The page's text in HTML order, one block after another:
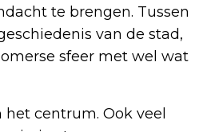
te brengen. Tussen
van de stad,
sfeer met wel wat
centrum. Ook veel